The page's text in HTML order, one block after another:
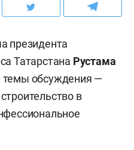
президента
Татарстана Рустама
темы обсуждения —
в